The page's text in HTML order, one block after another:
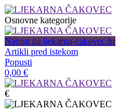
Osnovne kategorije
Natrag na ljekarna-cakovec.hr
Artikli pred istekom
Popusti
0,00 €
€